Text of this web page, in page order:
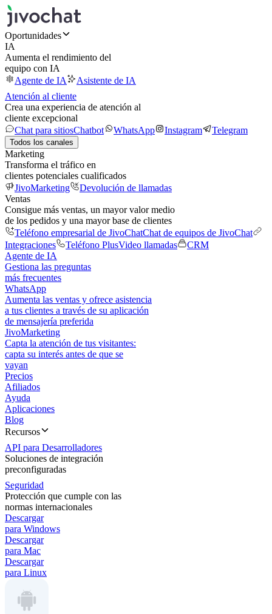
Oportunidades
IA
Aumenta el rendimiento del
equipo con IA
Agente de IA
Asistente de IA
Atención al cliente
Crea una experiencia de atención al
cliente excepcional
Chat para sitiosChatbot WhatsApp Instagram Telegram
Todos los canales
Marketing
Transforma el tráfico en
clientes potenciales cualificados
JivoMarketing
Devolución de llamadas
Ventas
Consigue más ventas, un mayor valor medio
de los pedidos y una mayor base de clientes
Teléfono empresarial de JivoChatChat de equipos de JivoChat
Integraciones
Teléfono PlusVideo llamadas
CRM
Agente de IA
Gestiona las preguntas
más frecuentes
WhatsApp
Aumenta las ventas y ofrece asistencia
a tus clientes a través de su aplicación
de mensajería preferida
JivoMarketing
Capta la atención de tus visitantes:
capta su interés antes de que se
vayan
Precios
Afiliados
Ayuda
Aplicaciones
Blog
Recursos
API para Desarrolladores
Soluciones de integración
preconfiguradas
Seguridad
Protección que cumple con las
normas internacionales
Descargar
para Windows
Descargar
para Mac
Descargar
para Linux